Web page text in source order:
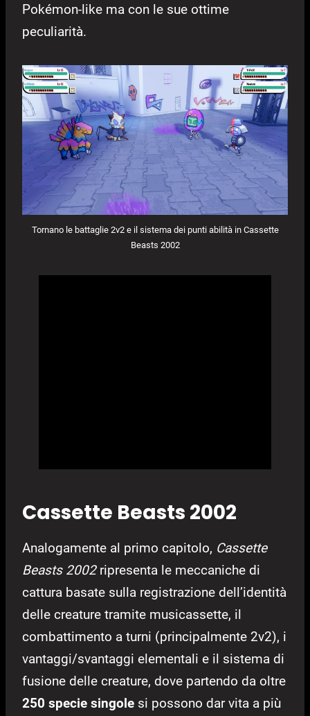
Pokémon-like ma con le sue ottime
peculiarità.
Tornano le battaglie 2v2 e il sistema dei punti abilità in Cassette
Beasts 2002
Cassette Beasts 2002
Analogamente al primo capitolo, Cassette
Beasts 2002ripresenta le meccaniche di
cattura basate sulla registrazione dell’identità
delle creature tramite musicassette, il
combattimento a turni (principalmente 2v2), i
vantaggi/svantaggi elementali e il sistema di
fusione delle creature, dove partendo da oltre
250 specie singole si possono dar vita a più